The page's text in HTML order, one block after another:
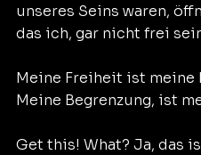
unseres Seins waren,
das ich, gar nicht frei
Meine Freiheit ist meine
Meine Begrenzung, ist
Get this! What? Ja, das